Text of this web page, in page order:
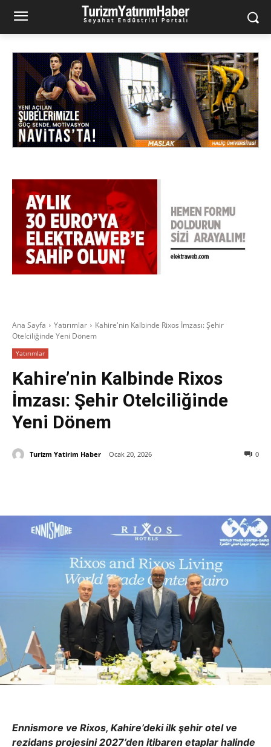
Ana Sayfa Yatırımlar
Kahire'nin Kalbinde Rixos İmzası: Şehir
Otelciliğinde Yeni Dönem
Yatırımlar
Kahire’nin Kalbinde Rixos
İmzası: Şehir Otelciliğinde
Yeni Dönem
0
Turizm Yatirim Haber Ocak 20, 2026
Ennismore ve Rixos, Kahire’deki ilk şehir otel ve
rezidans projesini 2027’den itibaren etaplar halinde